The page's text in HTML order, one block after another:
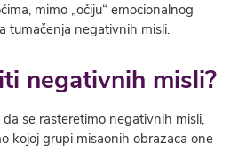
mimo „očiju“ emocionalnog
tumačenja negativnih misli.
negativnih misli?
se rasteretimo negativnih misli,
kojoj grupi misaonih obrazaca one